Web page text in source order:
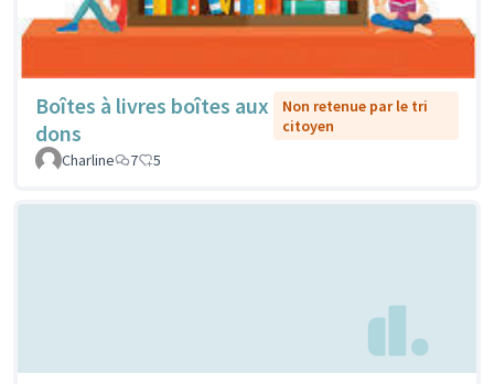
Boîtes à livres boîtes aux
dons
Non retenue par le tri
citoyen
Charline
7 5